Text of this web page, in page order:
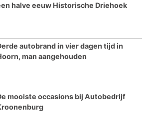
halve eeuw Historische Driehoek
autobrand in vier dagen tijd in
man aangehouden
mooiste occasions bij Autobedrijf